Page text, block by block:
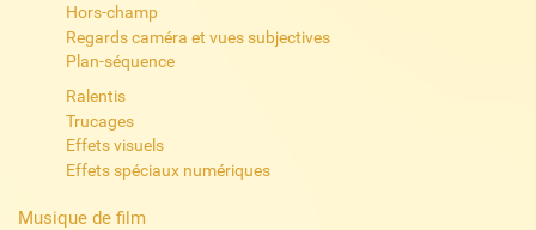
Hors-champ
Regards caméra et vues subjectives
Plan-séquence
Ralentis
Trucages
Effets visuels
Effets spéciaux numériques
Musique de film